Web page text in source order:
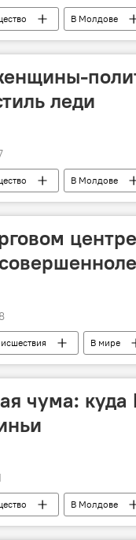
В Молдове
страны
леди
В Молдове
политики
В мире
чума:
В Молдове
африканская чума